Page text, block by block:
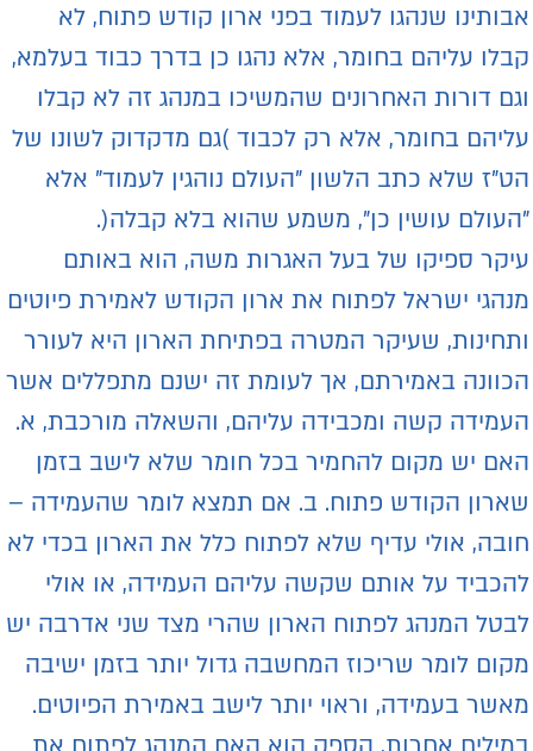
שנהגו לעמוד בפני ארון קודש פתוח, לא
עליהם בחומר, אלא נהגו כן בדרך כבוד בעלמא,
דורות האחרונים שהמשיכו במנהג זה לא קבלו
בחומר, אלא רק לכבוד )גם מדקדוק לשונו של
שלא כתב הלשון "העולם נוהגין לעמוד" אלא
עושין כן", משמע שהוא בלא קבלה(.
ספיקו של בעל האגרות משה, הוא באותם
ישראל לפתוח את ארון הקודש לאמירת פיוטים
שעיקר המטרה בפתיחת הארון היא לעורר
באמירתם, אך לעומת זה ישנם מתפללים אשר
קשה ומכבידה עליהם, והשאלה מורכבת, א.
יש מקום להחמיר בכל חומר שלא לישב בזמן
הקודש פתוח. ב. אם תמצא לומר שהעמידה –
אולי עדיף שלא לפתוח כלל את הארון בכדי לא
על אותם שקשה עליהם העמידה, או אולי
המנהג לפתוח הארון שהרי מצד שני אדרבה יש
לומר שריכוז המחשבה גדול יותר בזמן ישיבה
בעמידה, וראוי יותר לישב באמירת הפיוטים.